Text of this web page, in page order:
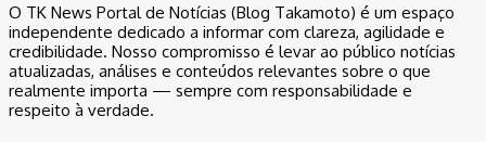
O TK News Portal de Notícias (Blog Takamoto) é um espaço
independente dedicado a informar com clareza, agilidade e
credibilidade. Nosso compromisso é levar ao público notícias
atualizadas, análises e conteúdos relevantes sobre o que
realmente importa — sempre com responsabilidade e
respeito à verdade.